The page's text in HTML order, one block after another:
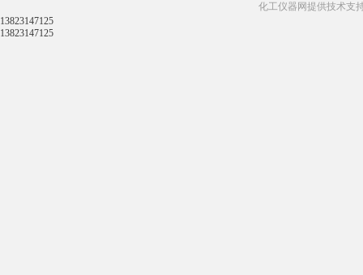
化工仪器网提供技术支
13823147125
13823147125